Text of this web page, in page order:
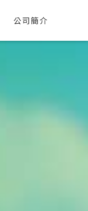
公司簡介